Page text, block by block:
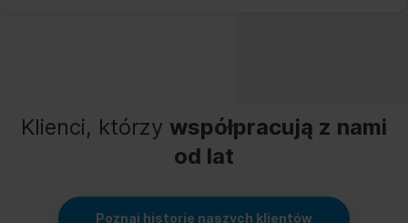
Klienci, którzy współpracują z nami
od lat
Poznaj historie naszych klientów